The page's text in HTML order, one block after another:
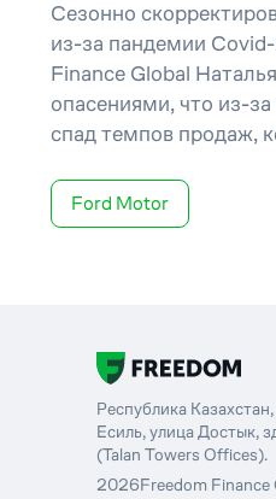
Сезонно
из-за пандемии
Finance Global
опасениями, что из-
спад темпов продаж,
Ford Motor
Республика
Есиль, улица Достык,
(Talan Towers Offices).
2026Freedom Finance